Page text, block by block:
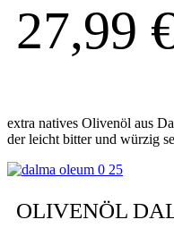
27,99
extra natives Olivenöl aus
der leicht bitter und würzig
OLIVENÖL